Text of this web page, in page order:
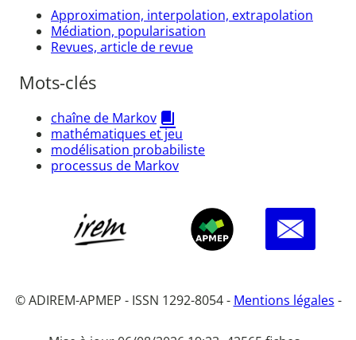
Approximation, interpolation, extrapolation
Médiation, popularisation
Revues, article de revue
Mots-clés
chaîne de Markov
mathématiques et jeu
modélisation probabiliste
processus de Markov
© ADIREM-APMEP - ISSN 1292-8054 - Mentions légales -